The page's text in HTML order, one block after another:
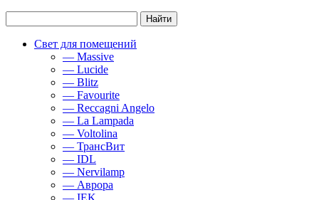
Свет для помещений
— Massive
— Lucide
— Blitz
— Favourite
— Reccagni Angelo
— La Lampada
— Voltolina
— ТрансВит
— IDL
— Nervilamp
— Аврора
— IEK